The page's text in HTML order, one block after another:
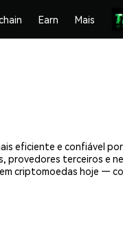
Earn Mais
eficiente e confiável
terceiros e
criptomoedas hoje —